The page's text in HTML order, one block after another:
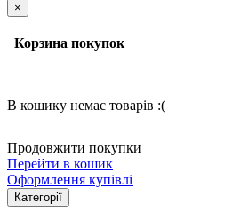
×
Корзина покупок
В кошику немає товарів :(
Продовжити покупки
Перейти в кошик
Оформлення купівлі
Категорії